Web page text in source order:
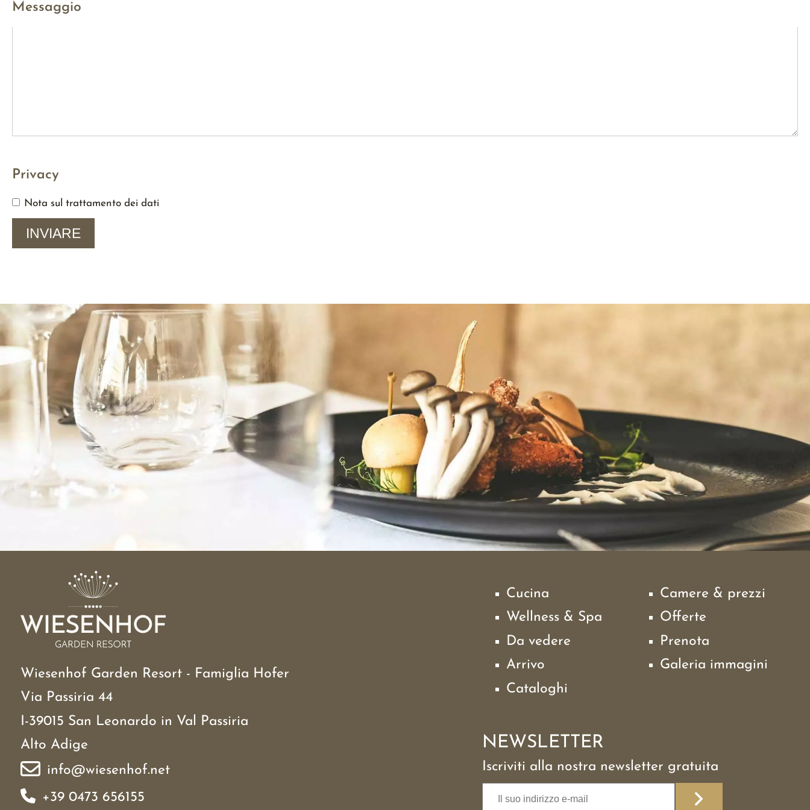
Messaggio
Privacy
Nota sul trattamento dei dati
Wiesenhof Garden Resort - Famiglia Hofer
Via Passiria 44
I-39015 San Leonardo in Val Passiria
Alto Adige
info@wiesenhof.net
+39 0473 656155
Cucina
Wellness & Spa
Da vedere
Arrivo
Cataloghi
Camere & prezzi
Offerte
Prenota
Galeria immagini
NEWSLETTER
Iscriviti alla nostra newsletter gratuita